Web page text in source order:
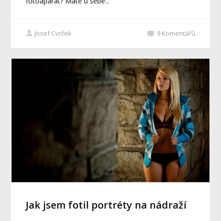
Josef Cvrček 9 Komentářů
Jak jsem fotil portréty na nádraží